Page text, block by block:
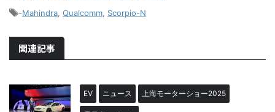
-Mahindra Qualcomm Scorpio-N
関連記事
EV ニュース 上海モーターショー2025